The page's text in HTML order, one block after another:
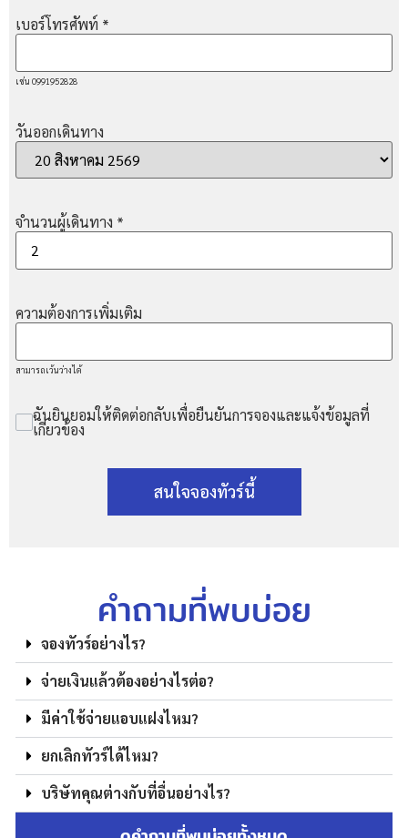
เบอร์โทรศัพท์ *
เช่น 0991952828
วันออกเดินทาง
จำนวนผู้เดินทาง *
ความต้องการเพิ่มเติม
สามารถเว้นว่างได้
ฉันยินยอมให้ติดต่อกลับเพื่อยืนยันการจองและแจ้งข้อมูลที่
เกี่ยวข้อง
สนใจจองทัวร์นี้
คำถามที่พบบ่อย
จองทัวร์อย่างไร?
จ่ายเงินแล้วต้องอย่างไรต่อ?
มีค่าใช้จ่ายแอบแฝงไหม?
ยกเลิกทัวร์ได้ไหม?
บริษัทคุณต่างกับที่อื่นอย่างไร?